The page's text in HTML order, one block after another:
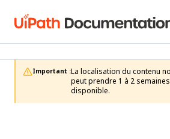
Important :La localisation du contenu
peut prendre 1 à 2 semaines
disponible.